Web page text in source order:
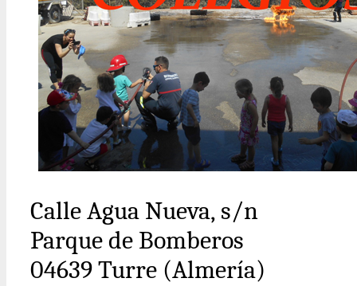
Calle Agua Nueva, s/n
Parque de Bomberos
04639 Turre (Almería)